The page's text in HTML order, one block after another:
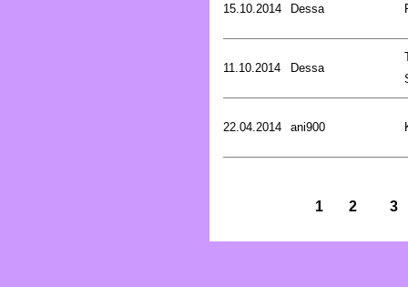
15.10.2014 Dessa
11.10.2014 Dessa
22.04.2014 ani900
1 2 3